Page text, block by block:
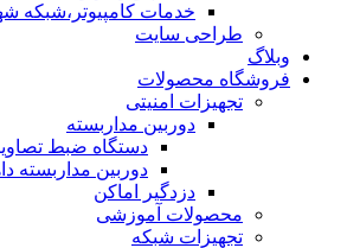
خدمات کامپیوتر،شبکه
طراحی سایت
وبلاگ
فروشگاه محصولات
تجهیزات امنیتی
دوربین مداربسته
دستگاه ضبط تصاویر
دوربین مداربسته
دزدگیر اماکن
محصولات آموزشی
تجهیزات شبکه